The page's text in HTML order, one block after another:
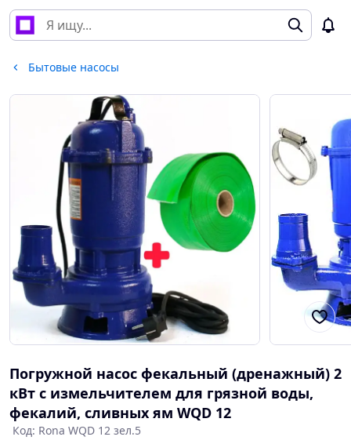
Бытовые насосы
Погружной насос фекальный (дренажный) 2
кВт с измельчителем для грязной воды,
фекалий, сливных ям WQD 12
Код: Rona WQD 12 зел.5